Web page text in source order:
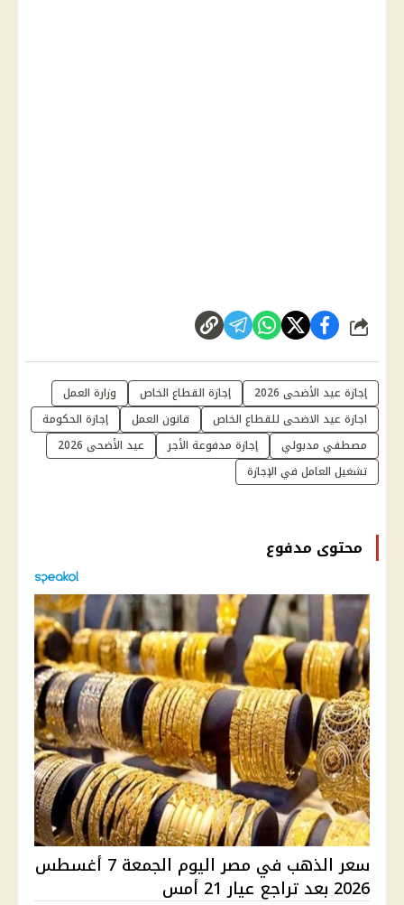
شارك
إجازة عيد الأضحى 2026 إجازة القطاع الخاص
وزارة العمل
اجازة عيد الاضحى للقطاع الخاص
قانون العمل
إجازة الحكومة
مصطفي مدبولي
إجازة مدفوعة الأجر
عيد الأضحى 2026
تشغيل العامل في الإجازة
محتوى مدفوع
سعر الذهب في مصر اليوم الجمعة 7 أغسطس
2026 بعد تراجع عيار 21 أمس